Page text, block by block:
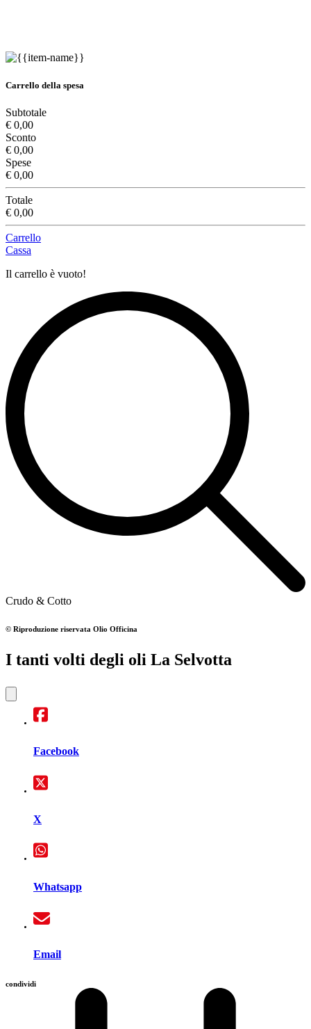
Carrello della spesa
Subtotale
€ 0,00
Sconto
€ 0,00
Spese
€ 0,00
Totale
€ 0,00
Carrello
Cassa
Il carrello è vuoto!
Crudo & Cotto
© Riproduzione riservata Olio Officina
I tanti volti degli oli La Selvotta
Facebook
X
Whatsapp
Email
condividi